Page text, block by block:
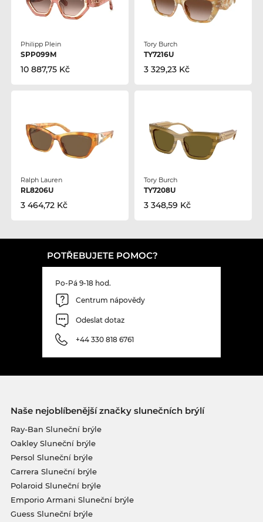
Philipp Plein
SPP099M
10 887,75 Kč
Tory Burch
TY7216U
3 329,23 Kč
Ralph Lauren
RL8206U
3 464,72 Kč
Tory Burch
TY7208U
3 348,59 Kč
POTŘEBUJETE POMOC?
Po-Pá 9-18 hod.
Centrum nápovědy
Odeslat dotaz
+44 330 818 6761
Naše nejoblíbenější značky slunečních brýlí
Ray-Ban Sluneční brýle
Oakley Sluneční brýle
Persol Sluneční brýle
Carrera Sluneční brýle
Polaroid Sluneční brýle
Emporio Armani Sluneční brýle
Guess Sluneční brýle